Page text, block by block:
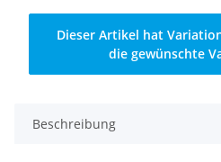
Dieser Artikel hat
die gewünschte
Beschreibung